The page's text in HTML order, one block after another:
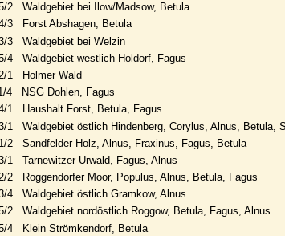
2 Waldgebiet bei Ilow/Madsow, Betula
3 Forst Abshagen, Betula
3 Waldgebiet bei Welzin
4 Waldgebiet westlich Holdorf, Fagus
1 Holmer Wald
4 NSG Dohlen, Fagus
1 Haushalt Forst, Betula, Fagus
1 Waldgebiet östlich Hindenberg, Corylus, Alnus, Betula,
2 Sandfelder Holz, Alnus, Fraxinus, Fagus, Betula
1 Tarnewitzer Urwald, Fagus, Alnus
2 Roggendorfer Moor, Populus, Alnus, Betula, Fagus
4 Waldgebiet östlich Gramkow, Alnus
2 Waldgebiet nordöstlich Roggow, Betula, Fagus, Alnus
4 Klein Strömkendorf, Betula